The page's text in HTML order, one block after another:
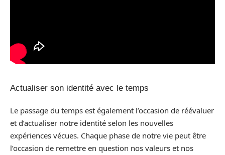
Actualiser son identité avec le temps
Le passage du temps est également l’occasion de réévaluer
et d’actualiser notre identité selon les nouvelles
expériences vécues. Chaque phase de notre vie peut être
l’occasion de remettre en question nos valeurs et nos